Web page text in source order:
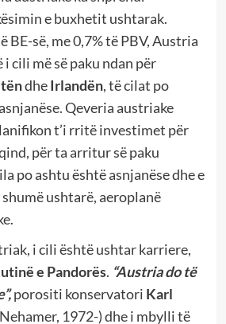
e buxhetit ushtarak.
BE-së, me 0,7% të PBV, Austria
cili më së paku ndan për
dheIrlandën, të cilat po
Qeveria austriake
t’i rritë investimet për
për ta arritur së paku
po ashtu është asnjanëse dhe e
ushtarë, aeroplanë
i cili është ushtar karriere,
e Pandorës. “Austria do të
porositi konservatori Karl
1972-) dhe i mbylli të